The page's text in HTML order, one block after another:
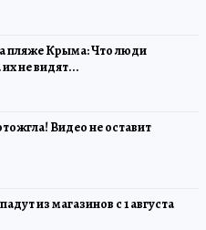
пляже Крыма: Что люди
не видят...
Видео не оставит
из магазинов с 1 августа